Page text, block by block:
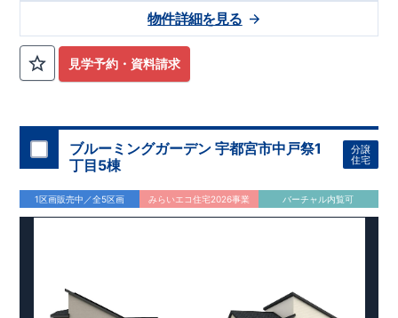
定休日除く） 東栄住宅 熊谷営業所0120-767-108
たい・詳しい説明を受けたい・支払い例が知りたい
東武東上線「高坂駅」バス10分 バス停「ニュータウン中央」
◆全室南向きで日当たり良好 ◆キッチン～洗面所・浴室が隣接
している家事ラク動線 ◆玄関開けると吹き抜ける開放的な空間
がお出迎え ◆あったらいいな。がある、1階に5.25帖の和室 ◆
すっきり片付くキッチン収納！ ◆リビングの掃き出し窓には
【シャッター】が標準装備！防犯にも役立ちます。 ◆各居室に
クローゼット収納
TOEI Safety Damper搭載 ◆長期優良住宅認定物件 ◆住宅性能
表示W取得【建設+設計】 ◆耐震等級３ ◆断熱等性能等級５
◆BELS評価取得
◆購入後はアフターサポートで安心
※クリッ
＊オプションカタログ
当社取扱の【オプションカタログ】こちらからご覧いただけま
見学予約・資料請求
物件詳細を見る
ブルーミングガーデン 宇都宮市中戸祭1
丁目5棟
分譲
住宅
1区画販売中／全5区画 みらいエコ住宅2026事業 バーチャル内覧可